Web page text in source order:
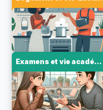
Examens et vie académique